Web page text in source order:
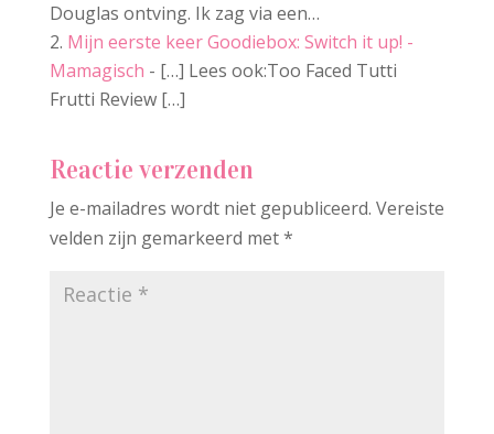
Douglas ontving. Ik zag via een…
Mijn eerste keer Goodiebox: Switch it up! -
Mamagisch - […] Lees ook:Too Faced Tutti
Frutti Review […]
Reactie verzenden
Je e-mailadres wordt niet gepubliceerd. Vereiste
velden zijn gemarkeerd met*